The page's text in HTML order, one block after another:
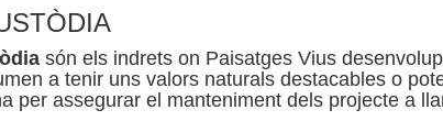
són els indrets on Paisatges Vius
a tenir uns valors naturals destacables o
per assegurar el manteniment dels projecte a